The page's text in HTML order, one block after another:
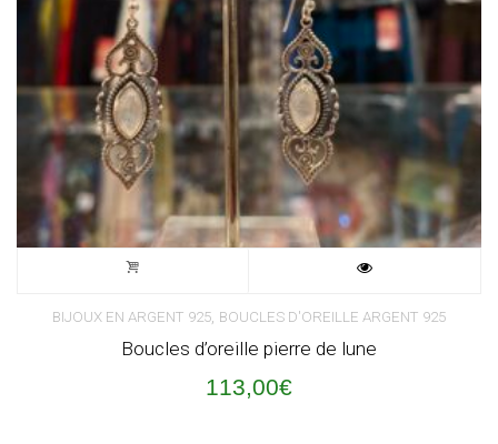
BIJOUX EN ARGENT 925, BOUCLES D'OREILLE ARGENT 925
Boucles d’oreille pierre de lune
113,00€